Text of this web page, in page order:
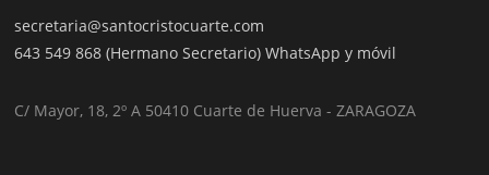
secretaria@santocristocuarte.com
643 549 868 (Hermano Secretario) WhatsApp y móvil
C/ Mayor, 18, 2º A 50410 Cuarte de Huerva - ZARAGOZA